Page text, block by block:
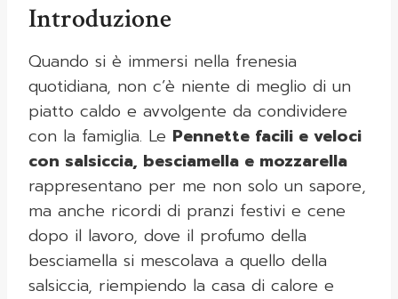
Introduzione
Quando si è immersi nella frenesia
quotidiana, non c’è niente di meglio di un
piatto caldo e avvolgente da condividere
con la famiglia. Le Pennette facili e veloci
con salsiccia, besciamella e mozzarella
rappresentano per me non solo un sapore,
ma anche ricordi di pranzi festivi e cene
dopo il lavoro, dove il profumo della
besciamella si mescolava a quello della
salsiccia, riempiendo la casa di calore e